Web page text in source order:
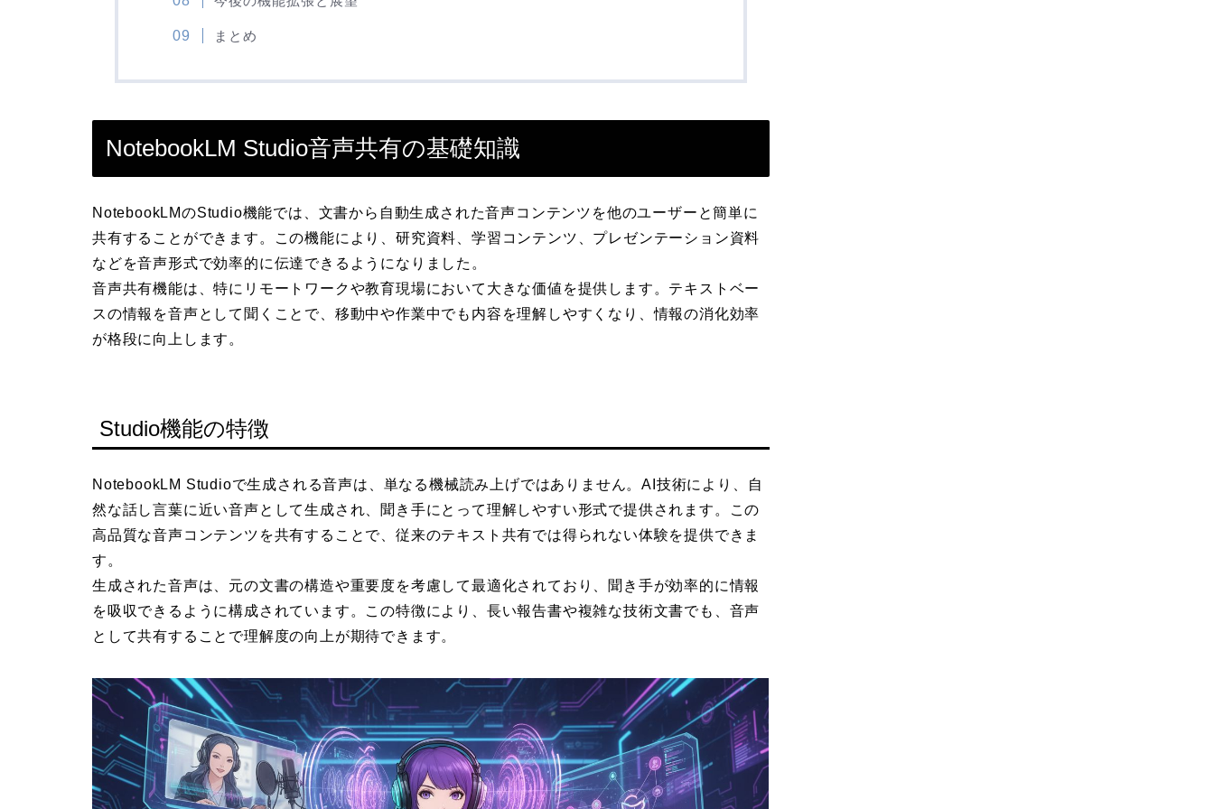
まとめ
NotebookLM Studio音声共有の基礎知識
NotebookLMのStudio機能では、文書から自動生成された音声コンテンツを他のユーザーと簡単に
共有することができます。この機能により、研究資料、学習コンテンツ、プレゼンテーション資料
などを音声形式で効率的に伝達できるようになりました。
音声共有機能は、特にリモートワークや教育現場において大きな価値を提供します。テキストベー
スの情報を音声として聞くことで、移動中や作業中でも内容を理解しやすくなり、情報の消化効率
が格段に向上します。
Studio機能の特徴
NotebookLM Studioで生成される音声は、単なる機械読み上げではありません。AI技術により、自
然な話し言葉に近い音声として生成され、聞き手にとって理解しやすい形式で提供されます。この
高品質な音声コンテンツを共有することで、従来のテキスト共有では得られない体験を提供できま
す。
生成された音声は、元の文書の構造や重要度を考慮して最適化されており、聞き手が効率的に情報
を吸収できるように構成されています。この特徴により、長い報告書や複雑な技術文書でも、音声
として共有することで理解度の向上が期待できます。